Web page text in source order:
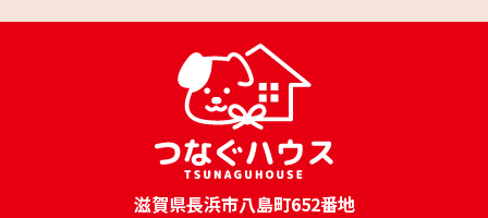
滋賀県長浜市八島町652番地